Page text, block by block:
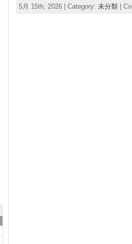
5月 15th, 2026 | Category: 未分類|